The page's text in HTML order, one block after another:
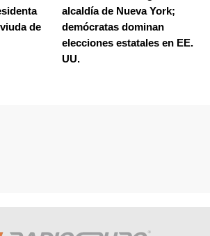
de
alcaldía de Nueva York;
demócratas dominan
elecciones estatales en EE.
UU.